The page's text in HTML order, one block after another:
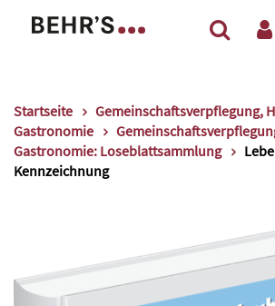
Startseite
Gemeinschaftsverpflegung,
Gastronomie
Gastronomie: Loseblattsammlung
Kennzeichnung